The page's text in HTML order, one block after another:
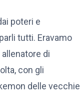
poteri e
tutti. Eravamo
allenatore di
con gli
delle vecchie